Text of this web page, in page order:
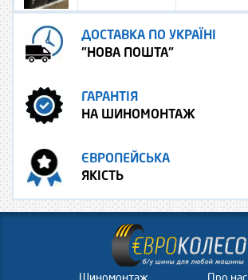
ДОСТАВКА ПО УКРАЇНІ
"НОВА ПОШТА"
ГАРАНТІЯ
НА ШИНОМОНТАЖ
ЄВРОПЕЙСЬКА
ЯКІСТЬ
Шиномонтаж Про нас